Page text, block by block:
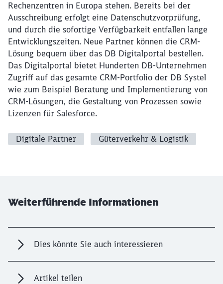
Rechenzentren in Europa stehen. Bereits bei der
Ausschreibung erfolgt eine Datenschutzvorprüfung,
und durch die sofortige Verfügbarkeit entfallen lange
Entwicklungszeiten. Neue Partner können die CRM-
Lösung bequem über das DB Digitalportal bestellen.
Das Digitalportal bietet Hunderten DB-Unternehmen
Zugriff auf das gesamte CRM-Portfolio der DB Systel
wie zum Beispiel Beratung und Implementierung von
CRM-Lösungen, die Gestaltung von Prozessen sowie
Lizenzen für Salesforce.
Digitale Partner Güterverkehr & Logistik
Weiterführende Informationen
Dies könnte Sie auch interessieren
Artikel teilen